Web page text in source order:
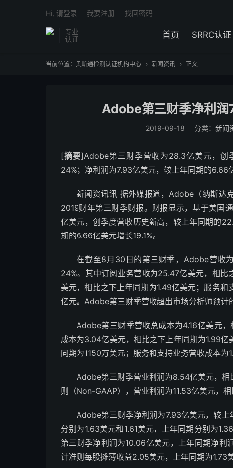
专业
认证
首页 SRRC认证
Hi, 请登录 我要注册 找回密码
当前位置： 贝斯通检测认证机构中心  新闻资讯  正文
Adobe第三财季净利润
2019-09-18 分类： 新闻
[摘要]Adobe第三财季营收为28.3亿美元，创
24%；净利润为7.93亿美元，较上年同期的6.66
新闻资讯讯 据外媒报道，Adobe（纳斯达
2019财年第三财季财报。财报显示，基于美国
亿美元，创季度营收历史新高，较上年同期的
期的6.66亿美元增长19.1%。
在截至8月30日的第三财季，Adobe营收
24%。其中订阅业务营收为25.47亿美元，相
美元，相比之下上年同期为1.49亿美元；服务
亿元。Adobe第三财季营收超出市场分析师预计
Adobe第三财季营收总成本为4.16亿美元
成本为3.04亿美元，相比之下上年同期为1.99
同期为1150万美元；服务和支持业务营收成本
Adobe第三财季营业利润为8.54亿美元，相
则（Non-GAAP），营业利润为11.53亿美元，
Adobe第三财季净利润为7.93亿美元，较上
分别为1.63美元和1.61美元，上年同期分别为
第三财季净利润为10.06亿美元，上年同期净利
计准则每股摊薄收益2.05美元，上年同期为1.73